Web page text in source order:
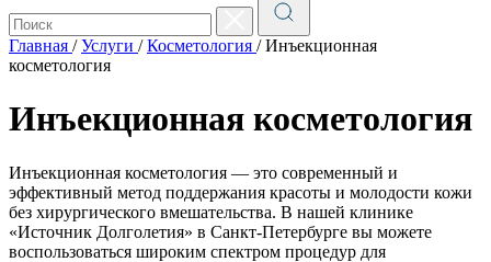
Главная / Услуги / Косметология / Инъекционная
косметология
Инъекционная косметология
Инъекционная косметология — это современный и
эффективный метод поддержания красоты и молодости кожи
без хирургического вмешательства. В нашей клинике
«Источник Долголетия» в Санкт-Петербурге вы можете
воспользоваться широким спектром процедур для